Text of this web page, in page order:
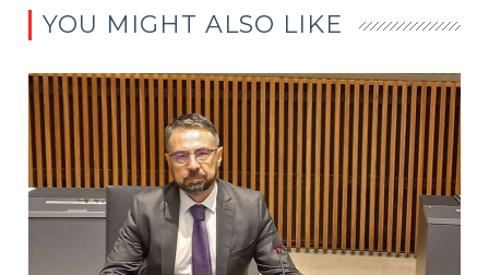
YOU MIGHT ALSO LIKE